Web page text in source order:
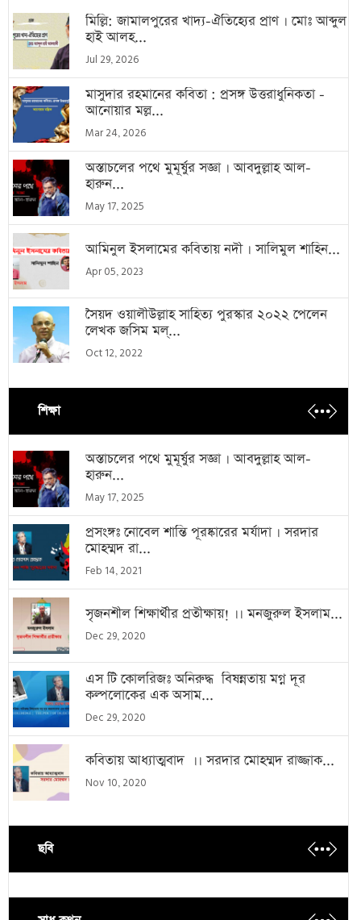
মিল্লি: জামালপুরের খাদ্য-ঐতিহ্যের প্রাণ । মোঃ আব্দুল
হাই আলহ...
Jul 29, 2026
মাসুদার রহমানের কবিতা : প্রসঙ্গ উত্তরাধুনিকতা -
আনোয়ার মল্ল...
Mar 24, 2026
অস্তাচলের পথে মুমূর্ষুর সজ্ঞা । আবদুল্লাহ আল-
হারুন...
May 17, 2025
আমিনুল ইসলামের কবিতায় নদী । সালিমুল শাহিন...
Apr 05, 2023
সৈয়দ ওয়ালীউল্লাহ সাহিত্য পুরস্কার ২০২২ পেলেন
লেখক জসিম মল্...
Oct 12, 2022
শিক্ষা
অস্তাচলের পথে মুমূর্ষুর সজ্ঞা । আবদুল্লাহ আল-
হারুন...
May 17, 2025
প্রসংঙ্গঃ নোবেল শান্তি পূরষ্কারের মর্যাদা । সরদার
মোহম্মদ রা...
Feb 14, 2021
সৃজনশীল শিক্ষার্থীর প্রতীক্ষায়! ।। মনজুরুল ইসলাম...
Dec 29, 2020
এস টি কোলরিজঃ অনিরুদ্ধ বিষন্নতায় মগ্ন দূর
কল্পলোকের এক অসাম...
Dec 29, 2020
কবিতায় আধ্যাত্মবাদ ।। সরদার মোহম্মদ রাজ্জাক...
Nov 10, 2020
ছবি